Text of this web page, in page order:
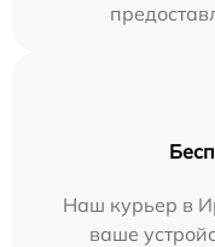
Наш курьер в
ваше